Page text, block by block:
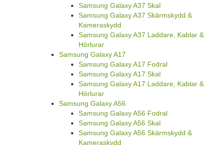
Samsung Galaxy A37 Skal
Samsung Galaxy A37 Skärmskydd &
Kameraskydd
Samsung Galaxy A37 Laddare, Kablar &
Hörlurar
Samsung Galaxy A17
Samsung Galaxy A17 Fodral
Samsung Galaxy A17 Skal
Samsung Galaxy A17 Laddare, Kablar &
Hörlurar
Samsung Galaxy A56
Samsung Galaxy A56 Fodral
Samsung Galaxy A56 Skal
Samsung Galaxy A56 Skärmskydd &
Kameraskydd